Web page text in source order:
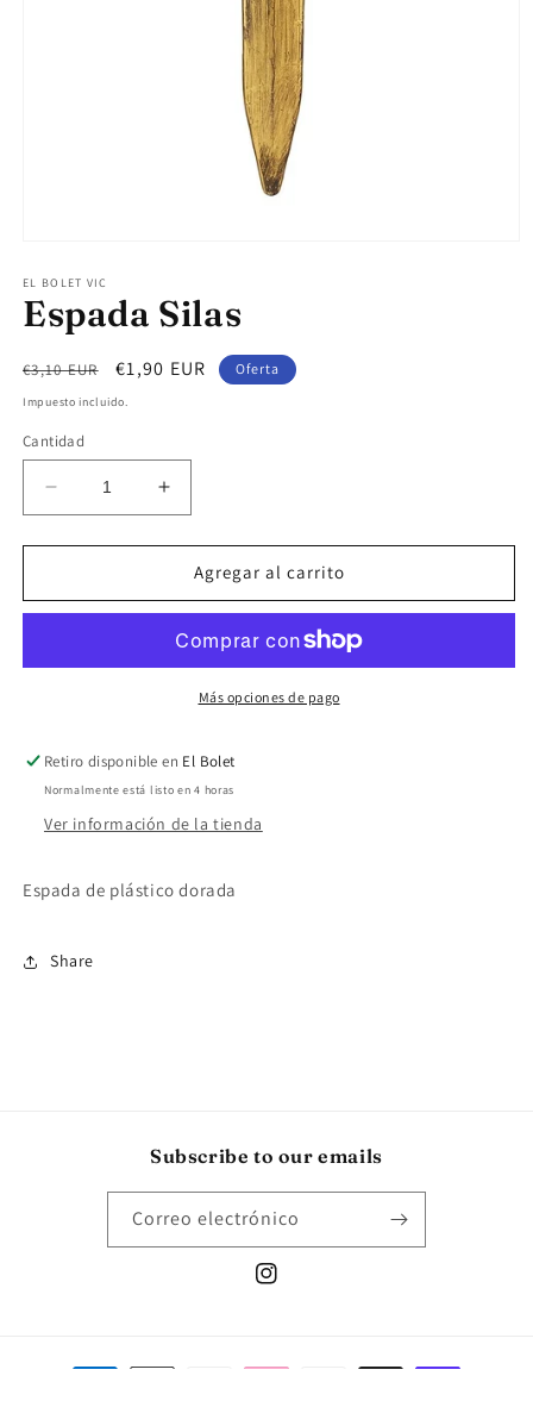
multimedia
1
en
modal
EL BOLET VIC
Espada Silas
Precio
habitual
€3,10 EUR
Precio
de
€1,90 EUR Oferta
Impuesto incluido.
Cantidad
Reducir
cantidad
para
Silas
Aumentar
cantidad
para
Espada
Silas
Agregar al carrito
Más opciones de pago
Retiro disponible en El Bolet
Normalmente está listo en 4 horas
Ver información de la tienda
Espada de plástico dorada
Share
Subscribe to our emails
Correo electrónico
Instagram
Formas